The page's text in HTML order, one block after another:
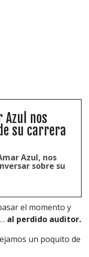
Azul nos
su carrera
Azul, nos
sobre su
el momento y
al perdido auditor.
un poquito de